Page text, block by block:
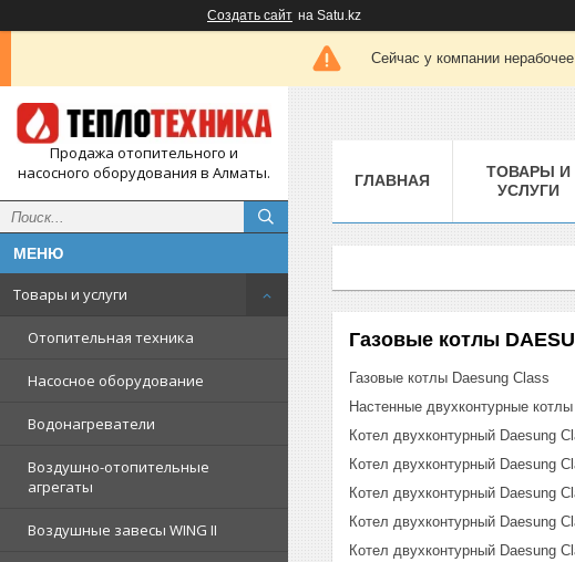
Создать сайт на Satu.kz
Сейчас у компании
Продажа отопительного и
насосного оборудования в Алматы.
Товары и услуги
Отопительная техника
Насосное оборудование
Водонагреватели
Воздушно-отопительные
агрегаты
Воздушные завесы WING II
ГЛАВНАЯ
ТОВАРЫ И
УСЛУГИ
Газовые котлы
Газовые котлы Daesung Class
Настенные двухконтурные
Котел двухконтурный Daesung
Котел двухконтурный Daesung
Котел двухконтурный Daesung
Котел двухконтурный Daesung
Котел двухконтурный Daesung